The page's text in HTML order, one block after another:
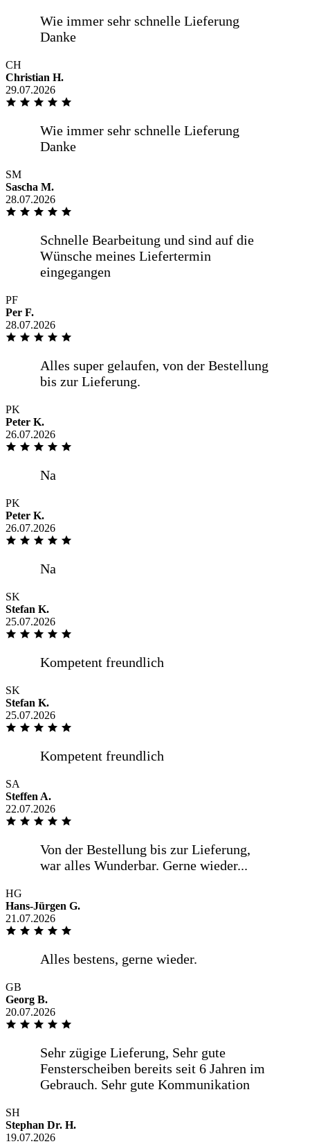
CH
Christian H.
29.07.2026
SM
Sascha M.
28.07.2026
PF
Per F.
28.07.2026
PK
Peter K.
26.07.2026
PK
Peter K.
26.07.2026
SK
Stefan K.
25.07.2026
SK
Stefan K.
25.07.2026
SA
Steffen A.
22.07.2026
HG
Hans-Jürgen G.
21.07.2026
Alles bestens, gerne wieder.
GB
Georg B.
20.07.2026
Sehr zügige Lieferung, Sehr gute
Fensterscheiben bereits seit 6 Jahren im
SH
Stephan Dr. H.
19.07.2026
Alles bestens
Spiegel nach Maß bestellt, hat auf den
Saubere Arbeit, hervorragende Qualität
und gute -online Beratung Sehr zu
Super Ware, Preis-Leistung ordentlich,
Fahrer
Unkompliziert, gute Qualität, schnelle
.